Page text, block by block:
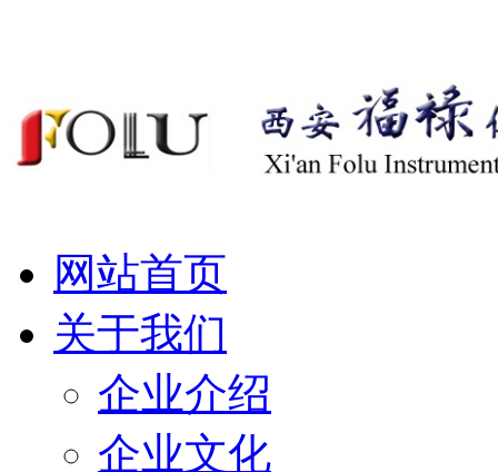
网站首页
关于我们
企业介绍
企业文化